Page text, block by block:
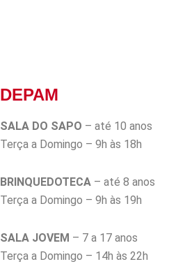
DEPAM
SALA DO SAPO – até 10 anos
Terça a Domingo – 9h às 18h
BRINQUEDOTECA – até 8 anos
Terça a Domingo – 9h às 19h
SALA JOVEM – 7 a 17 anos
Terça a Domingo – 14h às 22h